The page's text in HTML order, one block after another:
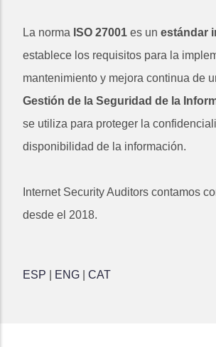
La norma ISO 27001 es un estándar
establece los requisitos para la
mantenimiento y mejora continua de
Gestión de la Seguridad de la
se utiliza para proteger la
disponibilidad de la información.
Internet Security Auditors contamos
desde el 2018.
ESP ENG CAT